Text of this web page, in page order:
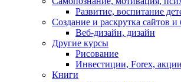
Развитие, воспитание
Создание и раскрутка сайтов и
Веб-дизайн, дизайн
Другие курсы
Рисование
Инвестиции, Forex, акции
Книги